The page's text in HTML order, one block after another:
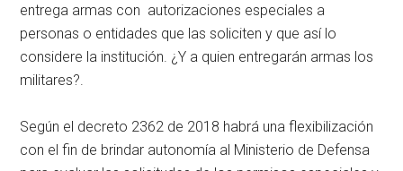
entrega armas con autorizaciones especiales a
personas o entidades que las soliciten y que así lo
considere la institución. ¿Y a quien entregarán armas los
militares?.
Según el decreto 2362 de 2018 habrá una flexibilización
con el fin de brindar autonomía al Ministerio de Defensa